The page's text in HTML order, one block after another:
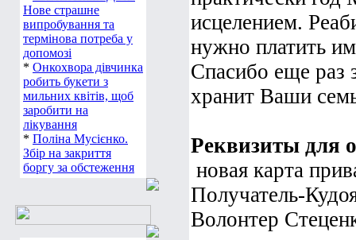
Нове страшне
випробування та
термінова потреба у
допомозі
* Онкохвора дівчинка
робить букети з
мильних квітів, щоб
заробити на
лікування
* Поліна Мусієнко.
Збір на закриття
боргу за обстеження
исцелением.
нужно платить
Спасибо еще раз
хранит Ваши
Реквизиты для
новая карта
Получатель-
Волонтер